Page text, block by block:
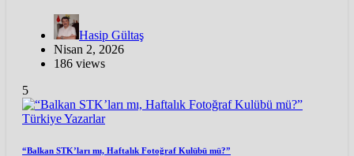
Hasip Gültaş
Nisan 2, 2026
186 views
5
TürkiyeYazarlar
“Balkan STK’ları mı, Haftalık Fotoğraf Kulübü mü?”